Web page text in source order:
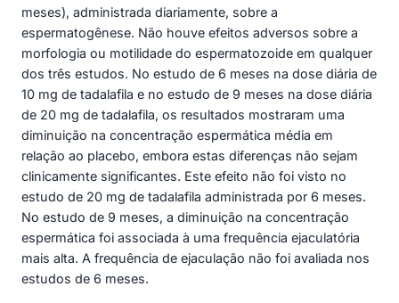
meses), administrada diariamente, sobre a
espermatogênese. Não houve efeitos adversos sobre a
morfologia ou motilidade do espermatozoide em qualquer
dos três estudos. No estudo de 6 meses na dose diária de
10 mg de tadalafila e no estudo de 9 meses na dose diária
de 20 mg de tadalafila, os resultados mostraram uma
diminuição na concentração espermática média em
relação ao placebo, embora estas diferenças não sejam
clinicamente significantes. Este efeito não foi visto no
estudo de 20 mg de tadalafila administrada por 6 meses.
No estudo de 9 meses, a diminuição na concentração
espermática foi associada à uma frequência ejaculatória
mais alta. A frequência de ejaculação não foi avaliada nos
estudos de 6 meses.